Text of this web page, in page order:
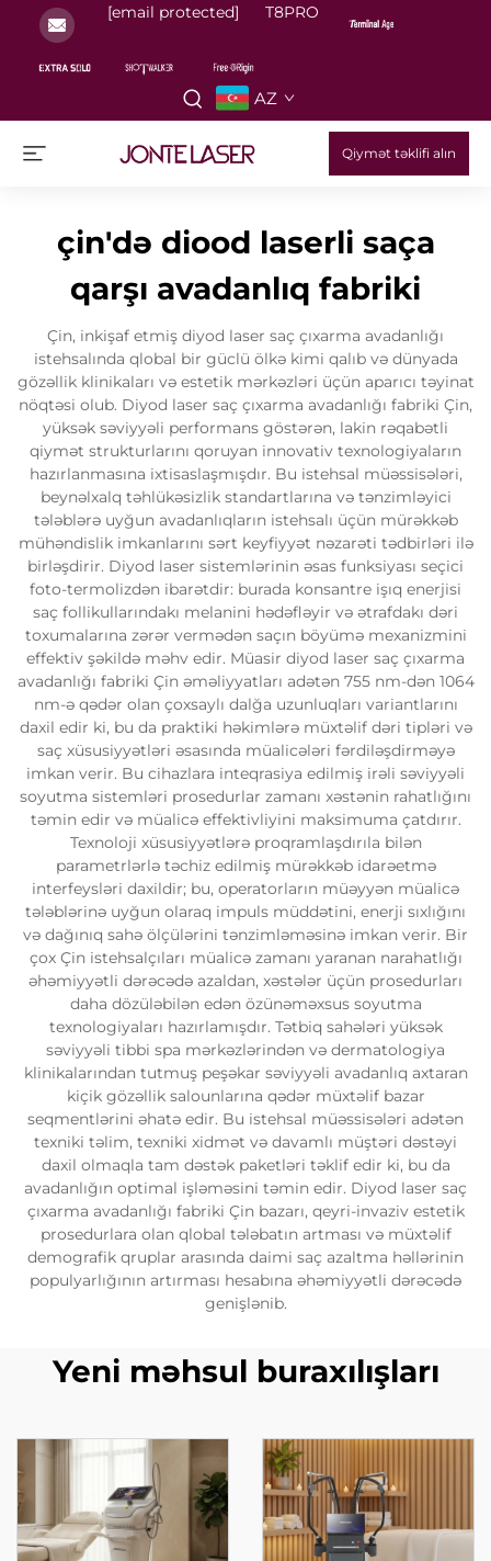
[email protected] T8PRO
AZ
Qiymət təklifi alın
çin'də diood laserli saça
qarşı avadanlıq fabriki
Çin, inkişaf etmiş diyod laser saç çıxarma avadanlığı
istehsalında qlobal bir güclü ölkə kimi qalıb və dünyada
gözəllik klinikaları və estetik mərkəzləri üçün aparıcı təyinat
nöqtəsi olub. Diyod laser saç çıxarma avadanlığı fabriki Çin,
yüksək səviyyəli performans göstərən, lakin rəqabətli
qiymət strukturlarını qoruyan innovativ texnologiyaların
hazırlanmasına ixtisaslaşmışdır. Bu istehsal müəssisələri,
beynəlxalq təhlükəsizlik standartlarına və tənzimləyici
tələblərə uyğun avadanlıqların istehsalı üçün mürəkkəb
mühəndislik imkanlarını sərt keyfiyyət nəzarəti tədbirləri ilə
birləşdirir. Diyod laser sistemlərinin əsas funksiyası seçici
foto-termolizdən ibarətdir: burada konsantre işıq enerjisi
saç follikullarındakı melanini hədəfləyir və ətrafdakı dəri
toxumalarına zərər vermədən saçın böyümə mexanizmini
effektiv şəkildə məhv edir. Müasir diyod laser saç çıxarma
avadanlığı fabriki Çin əməliyyatları adətən 755 nm-dən 1064
nm-ə qədər olan çoxsaylı dalğa uzunluqları variantlarını
daxil edir ki, bu da praktiki həkimlərə müxtəlif dəri tipləri və
saç xüsusiyyətləri əsasında müalicələri fərdiləşdirməyə
imkan verir. Bu cihazlara inteqrasiya edilmiş irəli səviyyəli
soyutma sistemləri prosedurlar zamanı xəstənin rahatlığını
təmin edir və müalicə effektivliyini maksimuma çatdırır.
Texnoloji xüsusiyyətlərə proqramlaşdırıla bilən
parametrlərlə təchiz edilmiş mürəkkəb idarəetmə
interfeysləri daxildir; bu, operatorların müəyyən müalicə
tələblərinə uyğun olaraq impuls müddətini, enerji sıxlığını
və dağınıq sahə ölçülərini tənzimləməsinə imkan verir. Bir
çox Çin istehsalçıları müalicə zamanı yaranan narahatlığı
əhəmiyyətli dərəcədə azaldan, xəstələr üçün prosedurları
daha dözüləbilən edən özünəməxsus soyutma
texnologiyaları hazırlamışdır. Tətbiq sahələri yüksək
səviyyəli tibbi spa mərkəzlərindən və dermatologiya
klinikalarından tutmuş peşəkar səviyyəli avadanlıq axtaran
kiçik gözəllik salounlarına qədər müxtəlif bazar
seqmentlərini əhatə edir. Bu istehsal müəssisələri adətən
texniki təlim, texniki xidmət və davamlı müştəri dəstəyi
daxil olmaqla tam dəstək paketləri təklif edir ki, bu da
avadanlığın optimal işləməsini təmin edir. Diyod laser saç
çıxarma avadanlığı fabriki Çin bazarı, qeyri-invaziv estetik
prosedurlara olan qlobal tələbatın artması və müxtəlif
demografik qruplar arasında daimi saç azaltma həllərinin
populyarlığının artırması hesabına əhəmiyyətli dərəcədə
genişlənib.
Yeni məhsul buraxılışları